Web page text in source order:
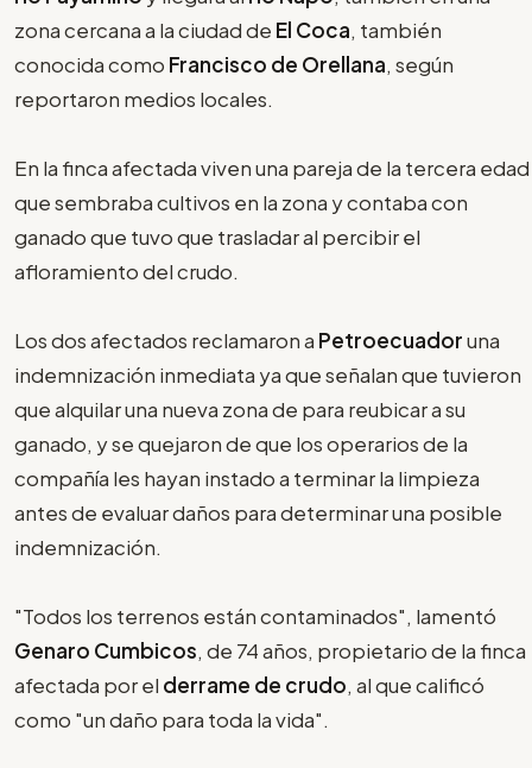
zona cercana a la ciudad de El Coca, también
conocida como Francisco de Orellana, según
reportaron medios locales.
En la finca afectada viven una pareja de la tercera edad
que sembraba cultivos en la zona y contaba con
ganado que tuvo que trasladar al percibir el
afloramiento del crudo.
Los dos afectados reclamaron a Petroecuadoruna
indemnización inmediata ya que señalan que tuvieron
que alquilar una nueva zona de para reubicar a su
ganado, y se quejaron de que los operarios de la
compañía les hayan instado a terminar la limpieza
antes de evaluar daños para determinar una posible
indemnización.
"Todos los terrenos están contaminados", lamentó
Genaro Cumbicos, de 74 años, propietario de la finca
afectada por el derrame de crudo, al que calificó
como "un daño para toda la vida".